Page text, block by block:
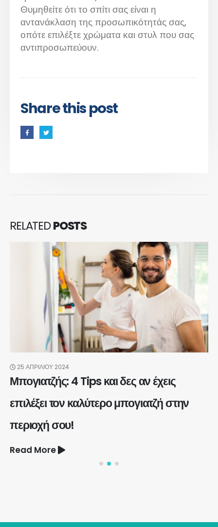
Θυμηθείτε ότι το σπίτι σας είναι η
αντανάκλαση της προσωπικότητάς σας,
οπότε επιλέξτε χρώματα και στυλ που σας
αντιπροσωπεύουν.
Share this post
RELATEDPOSTS
25 ΑΠΡΙΛΊΟΥ 2024
Μπογιατζής: 4 Tips και δες αν έχεις
επιλέξει τον καλύτερο μπογιατζή στην
περιοχή σου!
Read More